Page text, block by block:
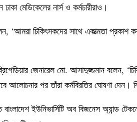
মেডিকেলের নার্স ও কর্মচারীরাও।
‘আমরা চিকিৎসকদের সাথে একাত্মতা
জেনারেল মো. আসাদুজ্জমান বলেন,
আলোচনার পর তাঁরা কর্মবিরতির ঘোষণা
ইউনিভার্সিটি অব বিজনেস অ্যান্ড